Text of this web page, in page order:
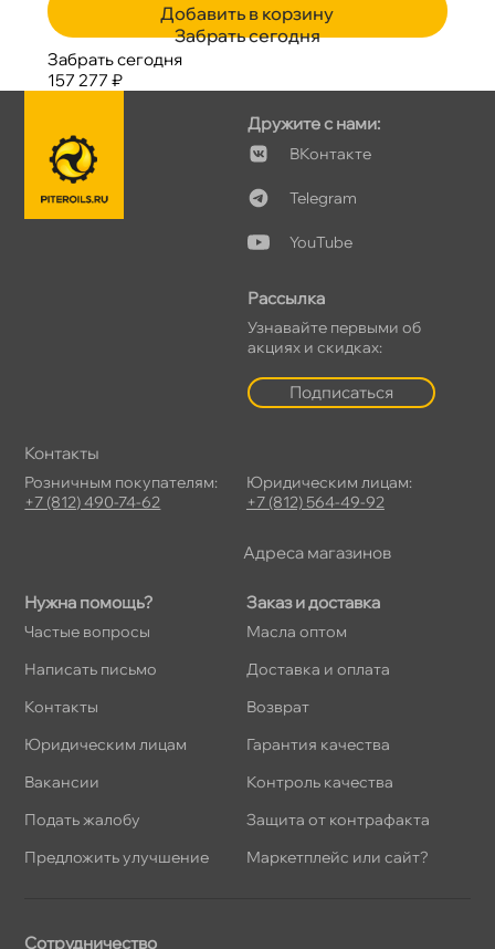
Добавить в корзину
Забрать сегодня
Забрать сегодня
157 277 ₽
Нужна помощь?
Частые вопросы
Написать письмо
Контакты
Юридическим лицам
акансии
Подать жалобу
Предложить улучшение
Заказ и доставка
Масла оптом
Доставка и оплата
озврат
Гарантия качества
Контроль качества
Защита от контрафакта
Маркетплейс или сайт?
Дружите с нами:
Контакте
Telegram
YouTube
Рассылка
Узнавайте первыми о
акциях и скидках:
Подписаться
Сотрудничество
Контакты
Розничным покупателям:
+7 (812) 490-74-62
Юридическим лицам:
+7 (812) 564-49-92
Адреса магазино